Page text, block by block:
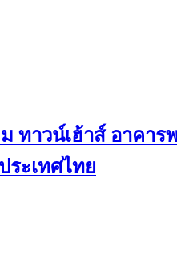
ทาวน์เฮ้าส์ อาคา
ระเทศไทย